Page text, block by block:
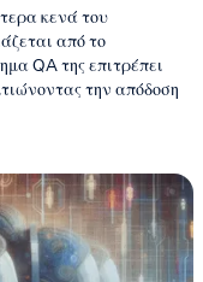
κενά του
από το
QA της επιτρέπει
την απόδοση